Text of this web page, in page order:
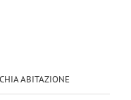
ABITAZIONE